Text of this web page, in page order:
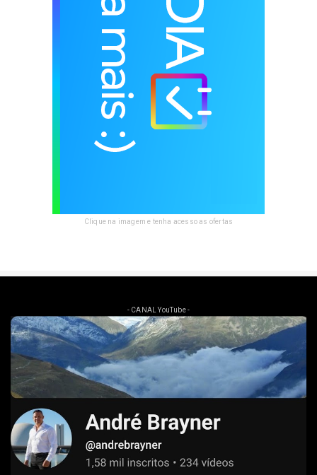
Clique na imagem e tenha acesso as ofertas
- CANAL YouTube -